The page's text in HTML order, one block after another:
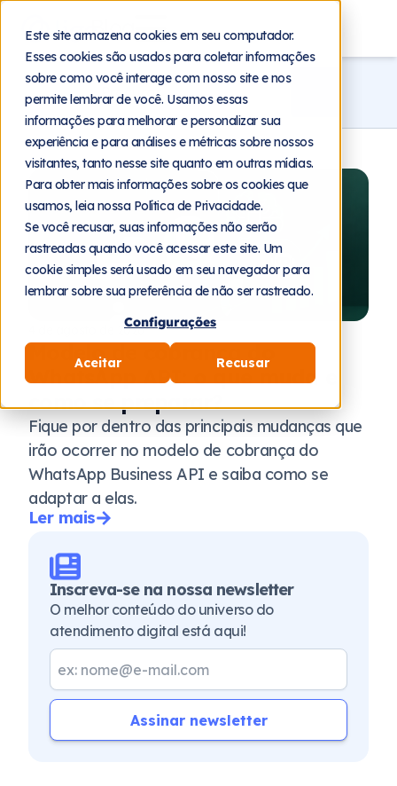
Este site armazena cookies em seu computador.
Esses cookies são usados para coletar informações
sobre como você interage com nosso site e nos
permite lembrar de você. Usamos essas
informações para melhorar e personalizar sua
experiência e para análises e métricas sobre nossos
visitantes, tanto nesse site quanto em outras mídias.
Para obter mais informações sobre os cookies que
usamos, leia nossa Política de Privacidade.
Se você recusar, suas informações não serão
rastreadas quando você acessar este site. Um
cookie simples será usado em seu navegador para
lembrar sobre sua preferência de não ser rastreado.
Configurações
Aceitar Recusar
Blog
4 de agosto de 2026
Modelo de cobrança do
WhatsApp API: o que muda e
como se preparar?
Fique por dentro das principais mudanças que
irão ocorrer no modelo de cobrança do
WhatsApp Business API e saiba como se
adaptar a elas.
Ler mais
Inscreva-se na nossa newsletter
O melhor conteúdo do universo do
atendimento digital está aqui!
Assinar newsletter